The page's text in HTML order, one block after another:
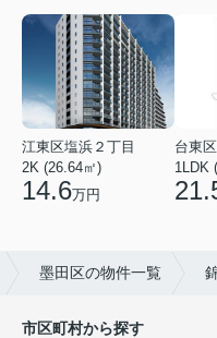
江東区塩浜２丁目
2K (26.64㎡)
14.6万円
台東
1LDK
墨田区の物件一覧
市区町村から探す